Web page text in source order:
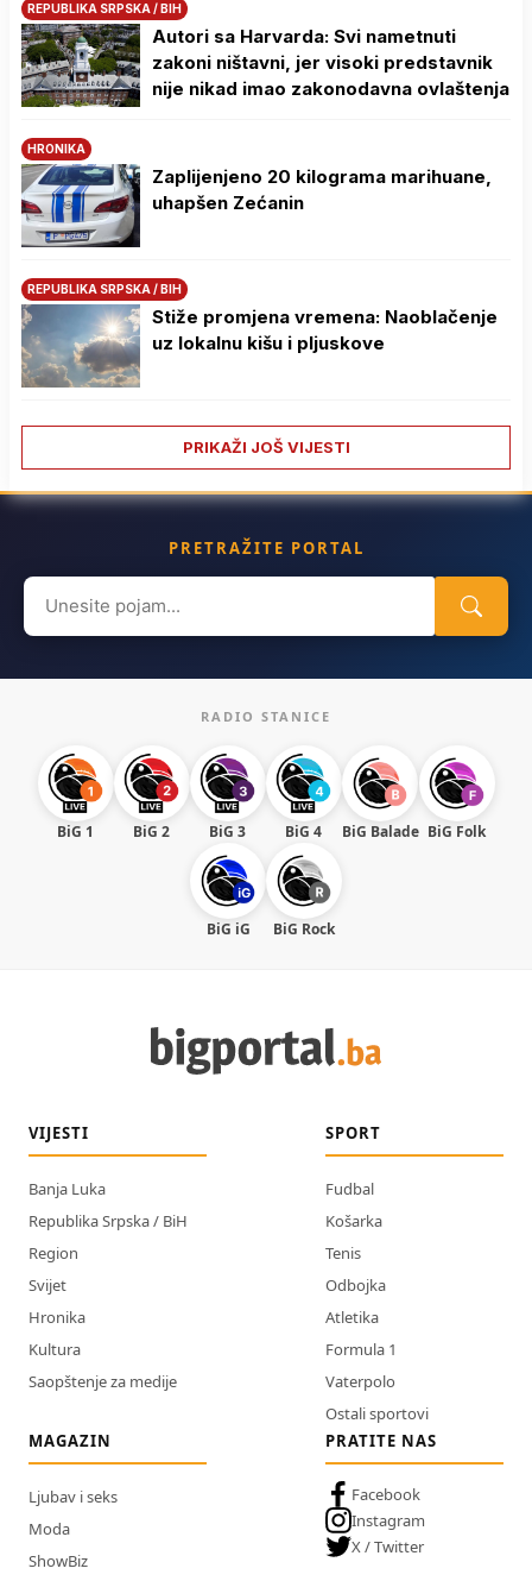
REPUBLIKA SRPSKA / BIH
Autori sa Harvarda: Svi nametnuti
zakoni ništavni, jer visoki predstavnik
nije nikad imao zakonodavna ovlaštenja
HRONIKA
Zaplijenjeno 20 kilograma marihuane,
uhapšen Zećanin
REPUBLIKA SRPSKA / BIH
Stiže promjena vremena: Naoblačenje
uz lokalnu kišu i pljuskove
PRIKAŽI JOŠ VIJESTI
PRETRAŽITE PORTAL
Search
for:
RADIO STANICE
BiG 1 BiG 2 BiG 3 BiG 4 BiG Balade BiG Folk
BiG iG BiG Rock
VIJESTI
Banja Luka
Republika Srpska / BiH
Region
Svijet
Hronika
Kultura
Saopštenje za medije
SPORT
Fudbal
Košarka
Tenis
Odbojka
Atletika
Formula 1
Vaterpolo
Ostali sportovi
MAGAZIN
Ljubav i seks
Moda
ShowBiz
PRATITE NAS
Facebook
Instagram
X / Twitter